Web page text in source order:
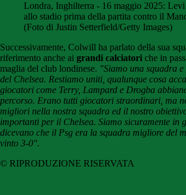
Londra, Inghilterra - 16 maggio 2025:
allo stadio prima della partita contro il
(Foto di Justin Setterfield/Getty Images)
Successivamente, Colwill ha parlato della sua
riferimento anche ai grandi calciatori che in
maglia del club londinese. "Siamo una squadra
del Chelsea. Restiamo uniti, qualunque cosa
giocatori come Terry, Lampard e Drogba
percorso. Erano tutti giocatori straordinari, ma
migliori nella nostra squadra ed il nostro
importanti per il Chelsea. Siamo sicuramente in
dicevano che il Psg era la squadra migliore del
vinto 3-0".
© RIPRODUZIONE RISERVATA